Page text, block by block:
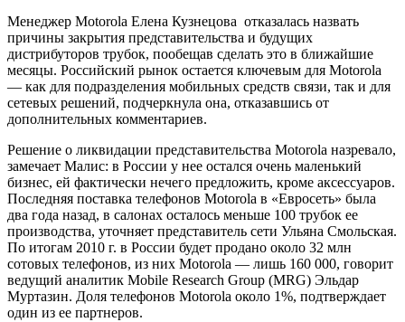
Менеджер Motorola Елена Кузнецова отказалась назвать
причины закрытия представительства и будущих
дистрибуторов трубок, пообещав сделать это в ближайшие
месяцы. Российский рынок остается ключевым для Motorola
— как для подразделения мобильных средств связи, так и для
сетевых решений, подчеркнула она, отказавшись от
дополнительных комментариев.
Решение о ликвидации представительства Motorola назревало,
замечает Малис: в России у нее остался очень маленький
бизнес, ей фактически нечего предложить, кроме аксессуаров.
Последняя поставка телефонов Motorola в «Евросеть» была
два года назад, в салонах осталось меньше 100 трубок ее
производства, уточняет представитель сети Ульяна Смольская.
По итогам 2010 г. в России будет продано около 32 млн
сотовых телефонов, из них Motorola — лишь 160 000, говорит
ведущий аналитик Mobile Research Group (MRG) Эльдар
Муртазин. Доля телефонов Motorola около 1%, подтверждает
один из ее партнеров.